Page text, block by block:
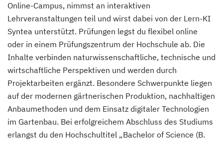
Online-Campus, nimmst an interaktiven
Lehrveranstaltungen teil und wirst dabei von der Lern-KI
Syntea unterstützt. Prüfungen legst du flexibel online
oder in einem Prüfungszentrum der Hochschule ab. Die
Inhalte verbinden naturwissenschaftliche, technische und
wirtschaftliche Perspektiven und werden durch
Projektarbeiten ergänzt. Besondere Schwerpunkte liegen
auf der modernen gärtnerischen Produktion, nachhaltigen
Anbaumethoden und dem Einsatz digitaler Technologien
im Gartenbau. Bei erfolgreichem Abschluss des Studiums
erlangst du den Hochschultitel „Bachelor of Science (B.